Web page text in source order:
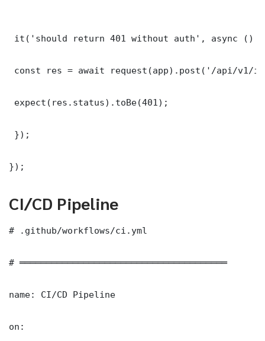
it('should return 401 without auth', async ()
const res = await request(app).post('/api/v1/
expect(res.status).toBe(401);
});
});
CI/CD Pipeline
# .github/workflows/ci.yml
# ═══════════════════════════════════════
name: CI/CD Pipeline
on: